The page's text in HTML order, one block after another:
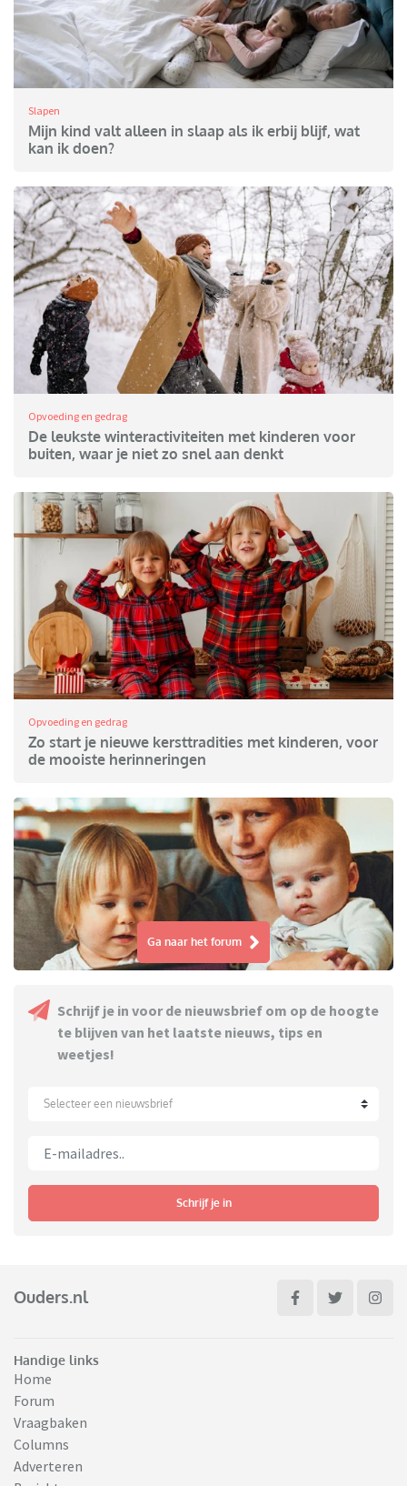
Slapen
Mijn kind valt alleen in slaap als ik erbij blijf, wat
kan ik doen?
Opvoeding en gedrag
De leukste winteractiviteiten met kinderen voor
buiten, waar je niet zo snel aan denkt
Opvoeding en gedrag
Zo start je nieuwe kersttradities met kinderen, voor
de mooiste herinneringen
Ga naar het forum
Schrijf je in voor de nieuwsbrief om op de hoogte
te blijven van het laatste nieuws, tips en
weetjes!
Selecteer een nieuwsbrief
Schrijf je in
Ouders.nl
Handige links
Home
Forum
Vraagbaken
Columns
Adverteren